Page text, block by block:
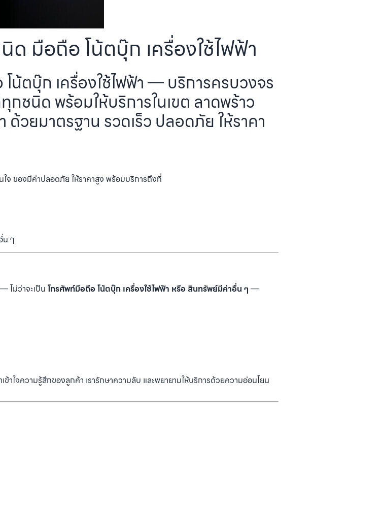
มือถือ โน้ตบุ๊ก เครื่องใช้ไฟฟ้า
น้ตบุ๊ก เครื่องใช้ไฟฟ้า — บริการครบวงจร
กชนิด พร้อมให้บริการในเขต ลาดพร้าว
วยมาตรฐาน รวดเร็ว ปลอดภัย ให้ราคา
จ ของมีค่าปลอดภัย ให้ราคาสูง พร้อมบริการถึงที่
น ๆ
ไม่ว่าจะเป็น โทรศัพท์มือถือ โน้ตบุ๊ก เครื่องใช้ไฟฟ้า หรือ สินทรัพย์มีค่าอื่น ๆ —
าใจความรู้สึกของลูกค้า เรารักษาความลับ และพยายามให้บริการด้วยความอ่อนโยน